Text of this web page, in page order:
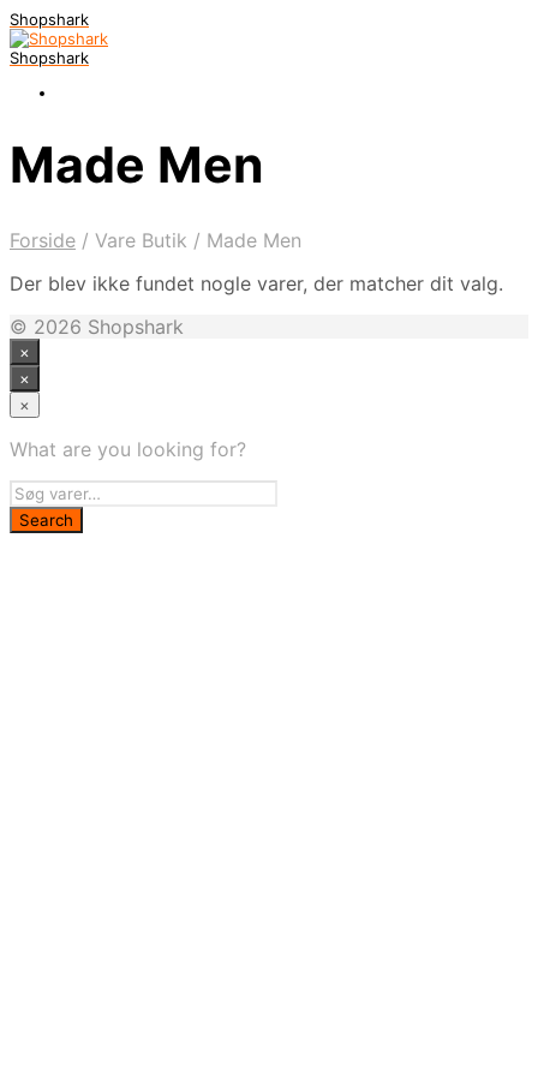
Shopshark
Shopshark
Made Men
Forside / Vare Butik / Made Men
Der blev ikke fundet nogle varer, der matcher dit valg.
© 2026 Shopshark
×
×
×
What are you looking for?